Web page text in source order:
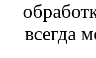
всегда